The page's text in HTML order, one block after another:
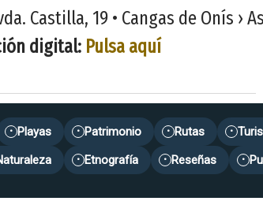
Castilla, 19 • Cangas de Onís ›
digital: Pulsa aquí
• Playas • Patrimonio • Rutas •
• Etnografía • Reseñas •